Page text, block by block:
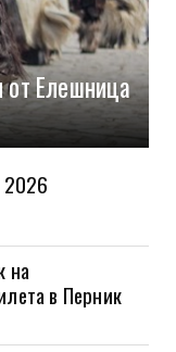
от Елешница
2026
на
в Перник